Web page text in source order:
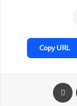
Copy URL